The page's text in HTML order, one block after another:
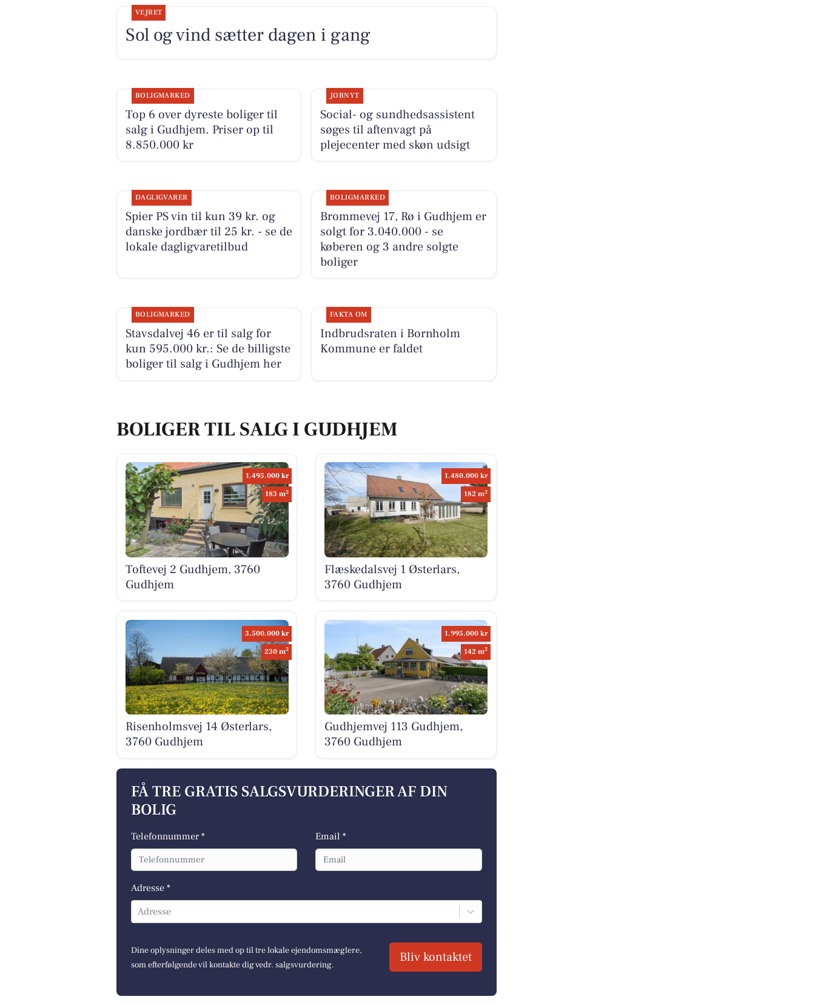
VEJRET
Sol og vind sætter dagen i gang
BOLIGMARKED
Top 6 over dyreste boliger til
salg i Gudhjem. Priser op til
8.850.000 kr
JOBNYT
Social- og sundhedsassistent
søges til aftenvagt på
plejecenter med skøn udsigt
DAGLIGVARER
Spier PS vin til kun 39 kr. og
danske jordbær til 25 kr. - se de
lokale dagligvaretilbud
BOLIGMARKED
Brommevej 17, Rø i Gudhjem er
solgt for 3.040.000 - se
køberen og 3 andre solgte
boliger
BOLIGMARKED
Stavsdalvej 46 er til salg for
kun 595.000 kr.: Se de billigste
boliger til salg i Gudhjem her
FAKTA OM
Indbrudsraten i Bornholm
Kommune er faldet
BOLIGER TIL SALG I GUDHJEM
1.495.000 kr
183 m2
Toftevej 2 Gudhjem, 3760
Gudhjem
1.480.000 kr
182 m2
Flæskedalsvej 1 Østerlars,
3760 Gudhjem
3.500.000 kr
230 m2
Risenholmsvej 14 Østerlars,
3760 Gudhjem
1.995.000 kr
142 m2
Gudhjemvej 113 Gudhjem,
3760 Gudhjem
FÅ TRE GRATIS SALGSVURDERINGER AF DIN
BOLIG
Telefonnummer * Email *
Adresse *
Adresse
Dine oplysninger deles med op til tre lokale ejendomsmæglere,
som efterfølgende vil kontakte dig vedr. salgsvurdering.
Bliv kontaktet